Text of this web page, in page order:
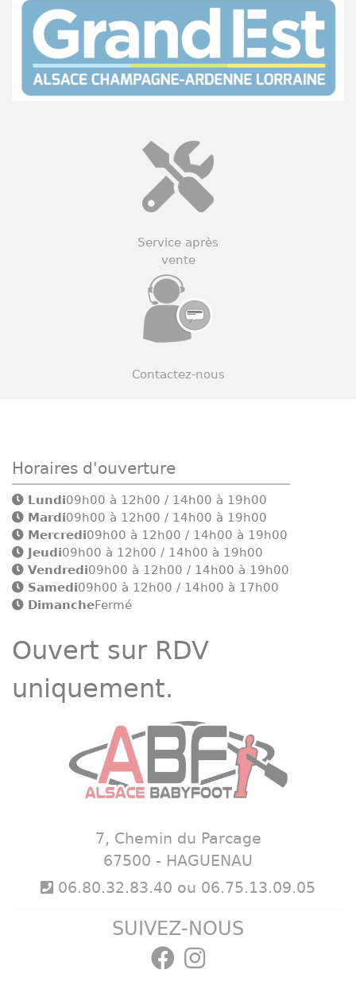
Service après
vente
Contactez-nous
Horaires d'ouverture
Lundi09h00 à 12h00 / 14h00 à 19h00
Mardi09h00 à 12h00 / 14h00 à 19h00
Mercredi09h00 à 12h00 / 14h00 à 19h00
Jeudi09h00 à 12h00 / 14h00 à 19h00
Vendredi09h00 à 12h00 / 14h00 à 19h00
Samedi09h00 à 12h00 / 14h00 à 17h00
DimancheFermé
Ouvert sur RDV
uniquement.
7, Chemin du Parcage
67500 - HAGUENAU
06.80.32.83.40 ou 06.75.13.09.05
SUIVEZ-NOUS